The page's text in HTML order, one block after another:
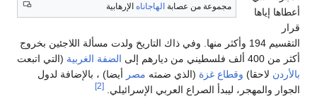
مجموعة من عصابةالهاجاناه الإرهابية
التقسيم 194 وأكثر منها. وفي ذاك التاريخ ولدت مسألة اللاجئين بخروج
الضفة الغربية(التي اتبعت
وقطاع غزة(الذي ضمته مصرأيضا) ، بالإضافة لدول
ليبدأ الصراع العربي الإسرائيلي.